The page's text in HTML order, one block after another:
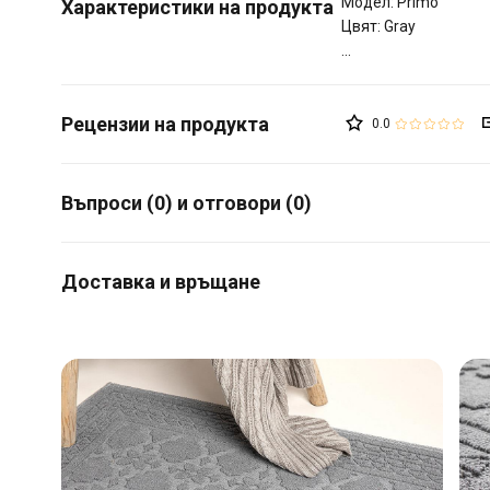
Характеристики на продукта
Цвят: Gray
0.0
Въпроси (0) и отговори (0)
Доставка и връщане